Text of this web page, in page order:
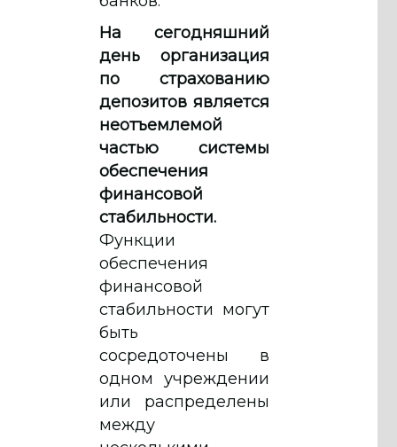
На сегодняшний
день организация
по страхованию
депозитов является
неотъемлемой
частью системы
обеспечения
финансовой
стабильности.
Функции
обеспечения
финансовой
стабильности могут
быть
сосредоточены в
одном учреждении
или распределены
между